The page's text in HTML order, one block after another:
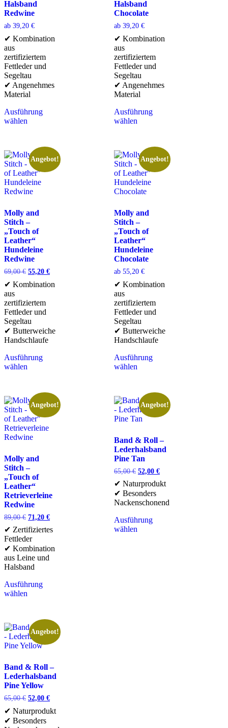
Halsband
Redwine
ab 39,20 €
✔ Kombination
aus
zertifiziertem
Fettleder und
Segeltau
✔ Angenehmes
Material
Ausführung
wählen
Halsband
Chocolate
ab 39,20 €
✔ Kombination
aus
zertifiziertem
Fettleder und
Segeltau
✔ Angenehmes
Material
Ausführung
wählen
Angebot!
Molly and
Stitch –
„Touch of
Leather“
Hundeleine
Redwine
69,00€ 55,20 €
✔ Kombination
aus
zertifiziertem
Fettleder und
Segeltau
✔ Butterweiche
Handschlaufe
Ausführung
wählen
Angebot!
Molly and
Stitch –
„Touch of
Leather“
Hundeleine
Chocolate
ab 55,20 €
✔ Kombination
aus
zertifiziertem
Fettleder und
Segeltau
✔ Butterweiche
Handschlaufe
Ausführung
wählen
Angebot!
Molly and
Stitch –
„Touch of
Leather“
Retrieverleine
Redwine
89,00€ 71,20 €
✔ Zertifiziertes
Fettleder
✔ Kombination
aus Leine und
Halsband
Ausführung
wählen
Angebot!
Band & Roll –
Lederhalsband
Pine Tan
65,00€ 52,00 €
✔ Naturprodukt
✔ Besonders
Nackenschonend
Ausführung
wählen
Angebot!
Band & Roll –
Lederhalsband
Pine Yellow
65,00€ 52,00 €
✔ Naturprodukt
✔ Besonders